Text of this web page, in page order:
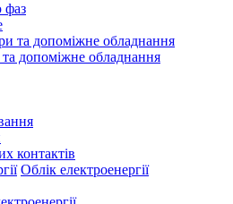
фаз
допоміжне обладнання
контактів
Облік електроенергії